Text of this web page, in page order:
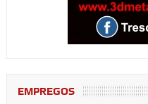
EMPREGOS